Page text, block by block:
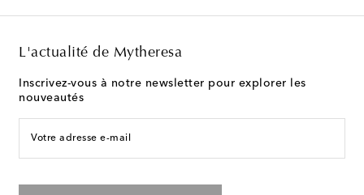
L'actualité de Mytheresa
Inscrivez-vous à notre newsletter pour explorer les
nouveautés
Votre adresse e-mail